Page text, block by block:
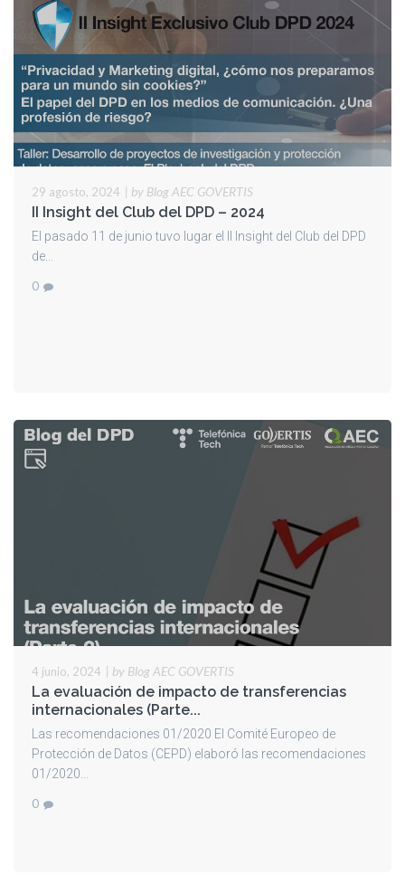
29 agosto, 2024 | by Blog AEC GOVERTIS
II Insight del Club del DPD – 2024
El pasado 11 de junio tuvo lugar el II Insight del Club del DPD
de...
0
4 junio, 2024 | by Blog AEC GOVERTIS
La evaluación de impacto de transferencias
internacionales (Parte...
Las recomendaciones 01/2020 El Comité Europeo de
Protección de Datos (CEPD) elaboró las recomendaciones
01/2020...
0